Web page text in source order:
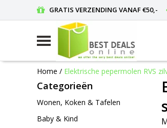
GRATIS VERZENDING VANAF €50,-
Home / Elektrische pepermolen RVS
Categorieën
Wonen, Koken & Tafelen
Baby & Kind